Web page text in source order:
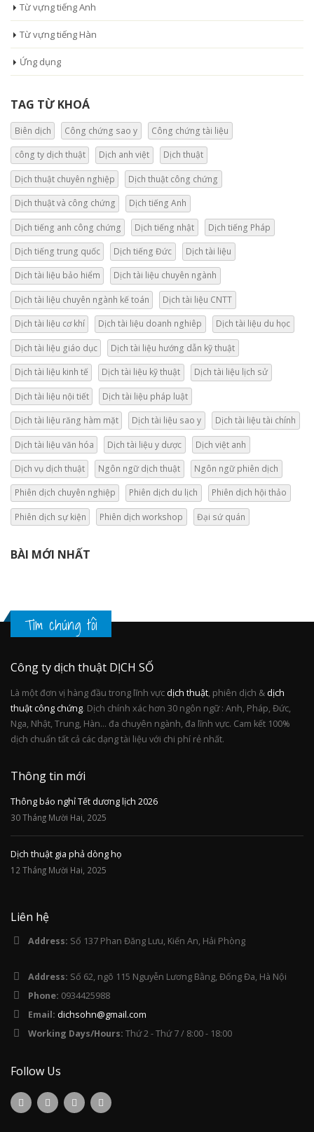
Từ vựng tiếng Anh
Từ vựng tiếng Hàn
Ứng dụng
TAG TỪ KHOÁ
Biên dịch Công chứng sao y Công chứng tài liệu
công ty dịch thuật Dịch anh việt Dịch thuật
Dịch thuật chuyên nghiệp Dịch thuật công chứng
Dịch thuật và công chứng Dịch tiếng Anh
Dịch tiếng anh công chứng Dịch tiếng nhật Dịch tiếng Pháp
Dịch tiếng trung quốc Dịch tiếng Đức Dịch tài liệu
Dịch tài liệu bảo hiểm Dịch tài liệu chuyên ngành
Dịch tài liệu chuyên ngành kế toán Dịch tài liệu CNTT
Dịch tài liệu cơ khí Dịch tài liệu doanh nghiêp Dịch tài liệu du học
Dịch tài liệu giáo dục Dịch tài liệu hướng dẫn kỹ thuật
Dịch tài liệu kinh tế Dịch tài liệu kỹ thuật Dịch tài liệu lịch sử
Dịch tài liệu nội tiết Dịch tài liệu pháp luật
Dịch tài liệu răng hàm mặt Dịch tài liệu sao y Dịch tài liệu tài chính
Dịch tài liệu văn hóa Dịch tài liệu y dược Dịch việt anh
Dịch vụ dịch thuật Ngôn ngữ dịch thuật Ngôn ngữ phiên dịch
Phiên dịch chuyên nghiệp Phiên dịch du lịch Phiên dịch hội thảo
Phiên dịch sự kiện Phiên dịch workshop Đại sứ quán
BÀI MỚI NHẤT
Tìm chúng tôi
Công ty dịch thuật DỊCH SỐ
Là một đơn vị hàng đầu trong lĩnh vực dịch thuật, phiên dịch & dịch
thuật công chứng. Dịch chính xác hơn 30 ngôn ngữ : Anh, Pháp, Đức,
Nga, Nhật, Trung, Hàn... đa chuyên ngành, đa lĩnh vực. Cam kết 100%
dịch chuẩn tất cả các dạng tài liệu với chi phí rẻ nhất.
Thông tin mới
Thông báo nghỉ Tết dương lịch 2026
30 Tháng Mười Hai, 2025
Dịch thuật gia phả dòng họ
12 Tháng Mười Hai, 2025
Liên hệ
Address: Số 137 Phan Đăng Lưu, Kiến An, Hải Phòng
Address: Số 62, ngõ 115 Nguyễn Lương Bằng, Đống Đa, Hà Nội
Phone: 0934425988
Email: dichsohn@gmail.com
Working Days/Hours: Thứ 2 - Thứ 7 / 8:00 - 18:00
Follow Us